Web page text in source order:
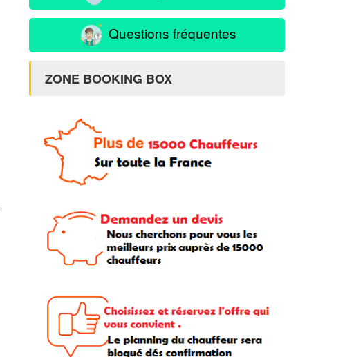
Questions fréquentes
ZONE BOOKING BOX